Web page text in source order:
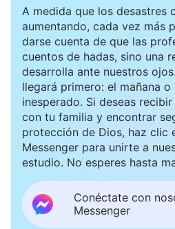
faltaba una comunicación
yo tendía a ser
nunca le mencionaba sus
cuando los veía. Dijo que
que los demás la
mientras hablaba, lloraba
escuchar las palabras de
autorreproche y dolor.
como una persona muy
resistía tanto a la verdad
A medida que los desastres
aumentando, cada vez más
darse cuenta de que las
cuentos de hadas, sino una
desarrolla ante nuestros
llegará primero: el mañana o
inesperado. Si deseas
con tu familia y encontrar
protección de Dios, haz clic
Messenger para unirte a
estudio. No esperes hasta
Conéctate con
Messenger